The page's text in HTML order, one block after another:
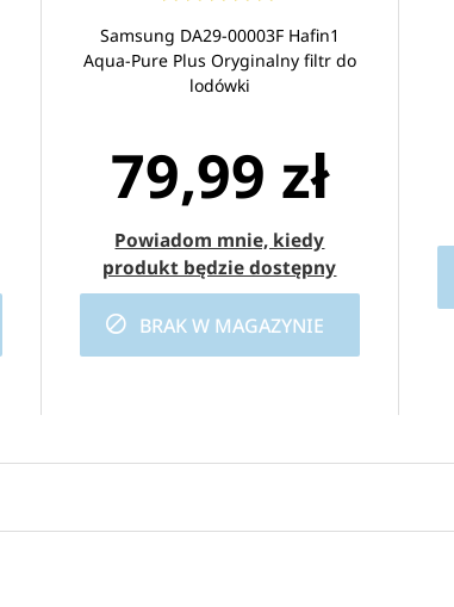
Samsung DA29-00003F Hafin1
Aqua-Pure Plus Oryginalny filtr do
lodówki
79,99 zł
Powiadom mnie, kiedy
produkt będzie dostępny
BRAK W MAGAZYNIE